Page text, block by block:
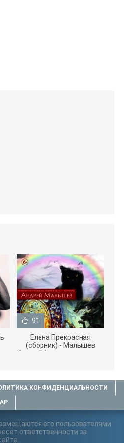
91
Елена Прекрасная
(сборник) - Малышев
Андрей (книги полностью
КОНФИДЕНЦИАЛЬНОСТИ
его пользователями.
ответственности за